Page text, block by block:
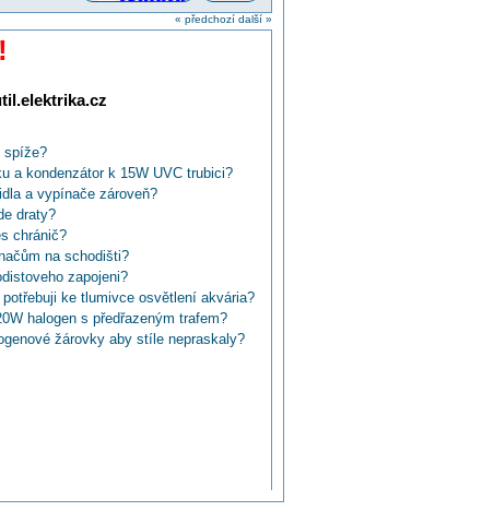
« předchozí další »
spíže?
a kondenzátor k 15W UVC trubici?
a vypínače zároveň?
draty?
chránič?
na schodišti?
zapojeni?
ke tlumivce osvětlení akvária?
halogen s předřazeným trafem?
žárovky aby stíle nepraskaly?
pro chodbu za pohybová čidla?
ve zdi mám jen dva?
světlem?
C?